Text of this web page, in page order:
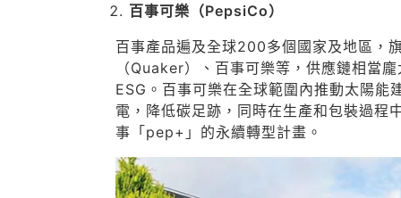
百事可樂（PepsiCo）
百事產品遍及全球200多個國家及地區，
（Quaker）、百事可樂等，供應鏈相當
ESG。百事可樂在全球範圍內推動太陽能
電，降低碳足跡，同時在生產和包裝過
事「pep+」的永續轉型計畫。